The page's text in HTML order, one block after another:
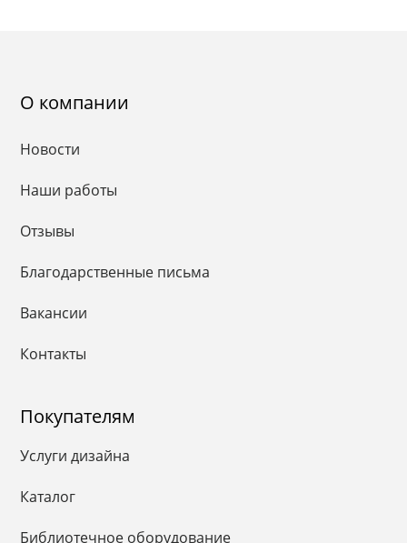
О компании
Новости
Наши работы
Отзывы
Благодарственные письма
Вакансии
Контакты
Покупателям
Услуги дизайна
Каталог
Библиотечное оборудование